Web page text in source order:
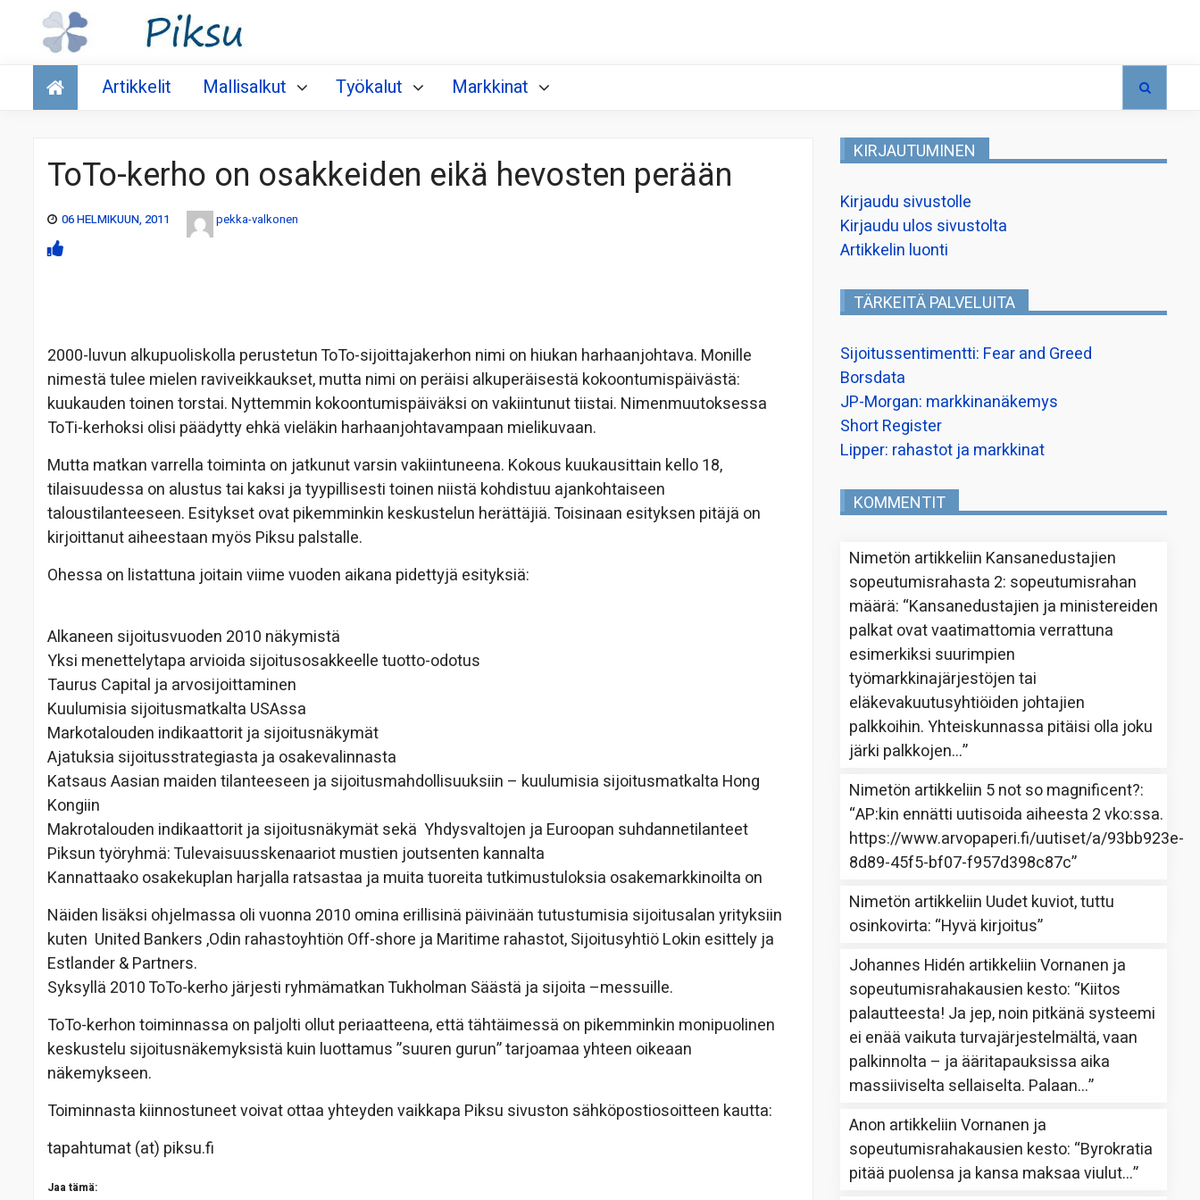
Talous
Artikkelit Mallisalkut Työkalut Markkinat
ToTo-kerho on osakkeiden eikä hevosten perään
06 HELMIKUUN, 2011 pekka-valkonen
2000-luvun alkupuoliskolla perustetun ToTo-sijoittajakerhon nimi on hiukan harhaanjohtava. Monille
nimestä tulee mielen raviveikkaukset, mutta nimi on peräisi alkuperäisestä kokoontumispäivästä:
kuukauden toinen torstai. Nyttemmin kokoontumispäiväksi on vakiintunut tiistai. Nimenmuutoksessa
ToTi-kerhoksi olisi päädytty ehkä vieläkin harhaanjohtavampaan mielikuvaan.
Mutta matkan varrella toiminta on jatkunut varsin vakiintuneena. Kokous kuukausittain kello 18,
tilaisuudessa on alustus tai kaksi ja tyypillisesti toinen niistä kohdistuu ajankohtaiseen
taloustilanteeseen. Esitykset ovat pikemminkin keskustelun herättäjiä. Toisinaan esityksen pitäjä on
kirjoittanut aiheestaan myös Piksu palstalle.
Ohessa on listattuna joitain viime vuoden aikana pidettyjä esityksiä:
Alkaneen sijoitusvuoden 2010 näkymistä
Yksi menettelytapa arvioida sijoitusosakkeelle tuotto-odotus
Taurus Capital ja arvosijoittaminen
Kuulumisia sijoitusmatkalta USAssa
Markotalouden indikaattorit ja sijoitusnäkymät
Ajatuksia sijoitusstrategiasta ja osakevalinnasta
Katsaus Aasian maiden tilanteeseen ja sijoitusmahdollisuuksiin – kuulumisia sijoitusmatkalta Hong
Kongiin
Makrotalouden indikaattorit ja sijoitusnäkymät sekä Yhdysvaltojen ja Euroopan suhdannetilanteet
Piksun työryhmä: Tulevaisuusskenaariot mustien joutsenten kannalta
Kannattaako osakekuplan harjalla ratsastaa ja muita tuoreita tutkimustuloksia osakemarkkinoilta on
Näiden lisäksi ohjelmassa oli vuonna 2010 omina erillisinä päivinään tutustumisia sijoitusalan yrityksiin
kuten United Bankers ,Odin rahastoyhtiön Off-shore ja Maritime rahastot, Sijoitusyhtiö Lokin esittely ja
Estlander & Partners.
Syksyllä 2010 ToTo-kerho järjesti ryhmämatkan Tukholman Säästä ja sijoita –messuille.
ToTo-kerhon toiminnassa on paljolti ollut periaatteena, että tähtäimessä on pikemminkin monipuolinen
keskustelu sijoitusnäkemyksistä kuin luottamus ”suuren gurun” tarjoamaa yhteen oikeaan
näkemykseen.
Toiminnasta kiinnostuneet voivat ottaa yhteyden vaikkapa Piksu sivuston sähköpostiosoitteen kautta:
tapahtumat (at) piksu.fi
Jaa tämä:
KIRJAUTUMINEN
Kirjaudu sivustolle
Kirjaudu ulos sivustolta
Artikkelin luonti
TÄRKEITÄ PALVELUITA
Sijoitussentimentti: Fear and Greed
Borsdata
JP-Morgan: markkinanäkemys
Short Register
Lipper: rahastot ja markkinat
KOMMENTIT
Nimetön artikkeliin Kansanedustajien
sopeutumisrahasta 2: sopeutumisrahan
määrä: “Kansanedustajien ja ministereiden
palkat ovat vaatimattomia verrattuna
esimerkiksi suurimpien
työmarkkinajärjestöjen tai
eläkevakuutusyhtiöiden johtajien
palkkoihin. Yhteiskunnassa pitäisi olla joku
järki palkkojen…”
Nimetön artikkeliin 5 not so magnificent?:
“AP:kin ennätti uutisoida aiheesta 2 vko:ssa.
https://www.arvopaperi.fi/uutiset/a/93bb923e-
8d89-45f5-bf07-f957d398c87c”
Nimetön artikkeliin Uudet kuviot, tuttu
osinkovirta: “Hyvä kirjoitus”
Johannes Hidén artikkeliinVornanen ja
sopeutumisrahakausien kesto: “Kiitos
palautteesta! Ja jep, noin pitkänä systeemi
ei enää vaikuta turvajärjestelmältä, vaan
palkinnolta – ja ääritapauksissa aika
massiiviselta sellaiselta. Palaan…”
Anon artikkeliinVornanen ja
sopeutumisrahakausien kesto: “Byrokratia
pitää puolensa ja kansa maksaa viulut…”